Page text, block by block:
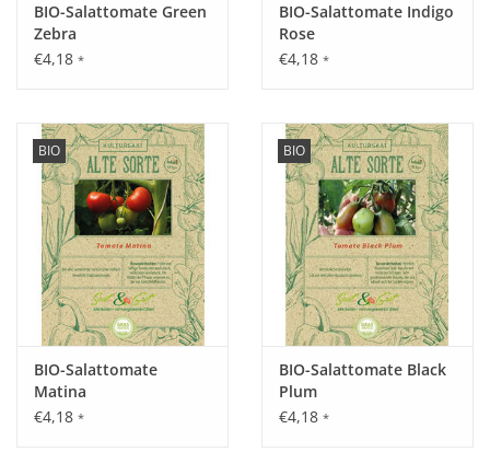
BIO-Salattomate Green
Zebra
€4,18 *
BIO-Salattomate Indigo
Rose
€4,18 *
BIO
BIO-Salattomate
Matina
€4,18 *
BIO
BIO-Salattomate Black
Plum
€4,18 *